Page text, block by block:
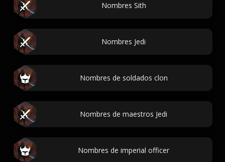
Nombres Sith
Nombres Jedi
Nombres de soldados clon
Nombres de maestros Jedi
Nombres de imperial officer